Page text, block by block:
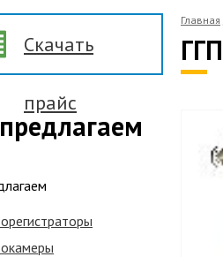
Главная
Скачать
прайс